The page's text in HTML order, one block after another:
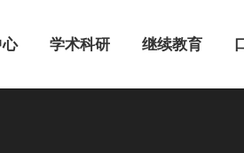
学术科研 继续教育